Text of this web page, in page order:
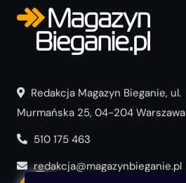
Redakcja Magazyn Bieganie, ul.
Murmańska 25, 04-204 Warszawa
510 175 463
redakcja@magazynbieganie.pl